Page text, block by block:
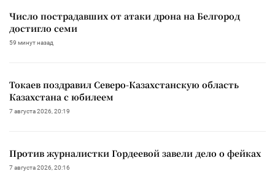
Число пострадавших от атаки дрона на Белгород
достигло семи
59 минут назад
Токаев поздравил Северо-Казахстанскую область
Казахстана с юбилеем
7 августа 2026, 20:19
Против журналистки Гордеевой завели дело о фейках
7 августа 2026, 20:16